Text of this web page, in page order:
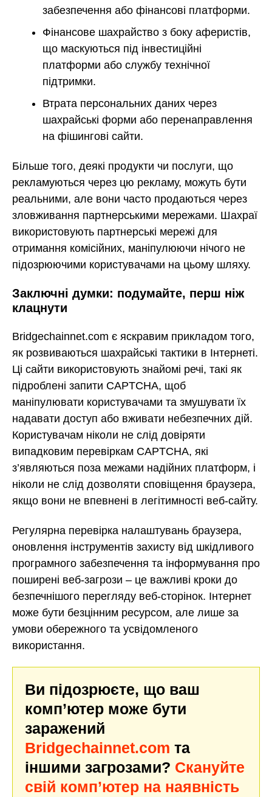
забезпечення або фінансові платформи.
Фінансове шахрайство з боку аферистів,
що маскуються під інвестиційні
платформи або службу технічної
підтримки.
Втрата персональних даних через
шахрайські форми або перенаправлення
на фішингові сайти.
Більше того, деякі продукти чи послуги, що
рекламуються через цю рекламу, можуть бути
реальними, але вони часто продаються через
зловживання партнерськими мережами. Шахраї
використовують партнерські мережі для
отримання комісійних, маніпулюючи нічого не
підозрюючими користувачами на цьому шляху.
Заключні думки: подумайте, перш ніж
клацнути
Bridgechainnet.com є яскравим прикладом того,
як розвиваються шахрайські тактики в Інтернеті.
Ці сайти використовують знайомі речі, такі як
підроблені запити CAPTCHA, щоб
маніпулювати користувачами та змушувати їх
надавати доступ або вживати небезпечних дій.
Користувачам ніколи не слід довіряти
випадковим перевіркам CAPTCHA, які
з’являються поза межами надійних платформ, і
ніколи не слід дозволяти сповіщення браузера,
якщо вони не впевнені в легітимності веб-сайту.
Регулярна перевірка налаштувань браузера,
оновлення інструментів захисту від шкідливого
програмного забезпечення та інформування про
поширені веб-загрози – це важливі кроки до
безпечнішого перегляду веб-сторінок. Інтернет
може бути безцінним ресурсом, але лише за
умови обережного та усвідомленого
використання.
Ви підозрюєте, що ваш
комп’ютер може бути
заражений
Bridgechainnet.com та
іншими загрозами? Скануйте
свій комп’ютер на наявність